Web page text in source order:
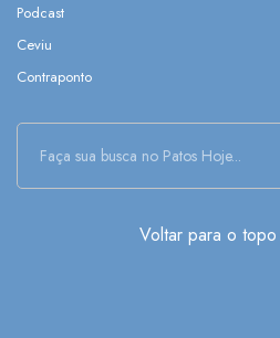
Podcast
Ceviu
Contraponto
Voltar para o